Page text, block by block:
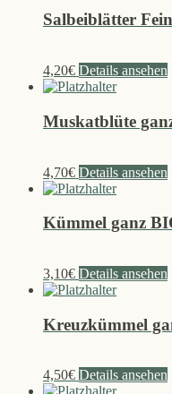
Salbeiblätter
4,20€ Details ansehen
Muskatblüte
4,70€ Details ansehen
Kümmel ganz
3,10€ Details ansehen
Kreuzkümmel
4,50€ Details ansehen